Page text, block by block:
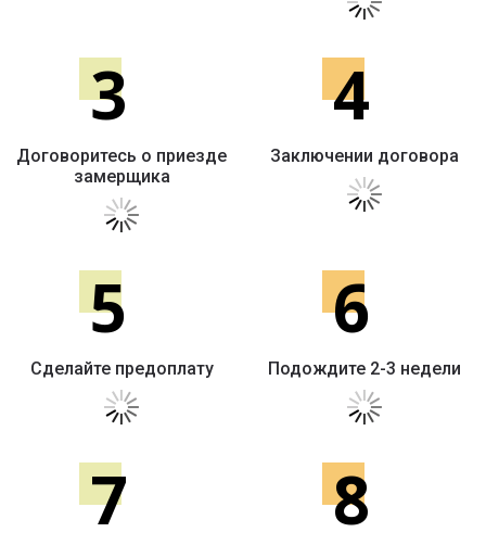
3
Договоритесь о приезде
замерщика
4
Заключении договора
5
Сделайте предоплату
6
Подождите 2-3 недели
7 8